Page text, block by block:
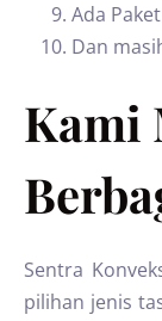
Ada
Dan
Kami
Sentra
pilihan jenis